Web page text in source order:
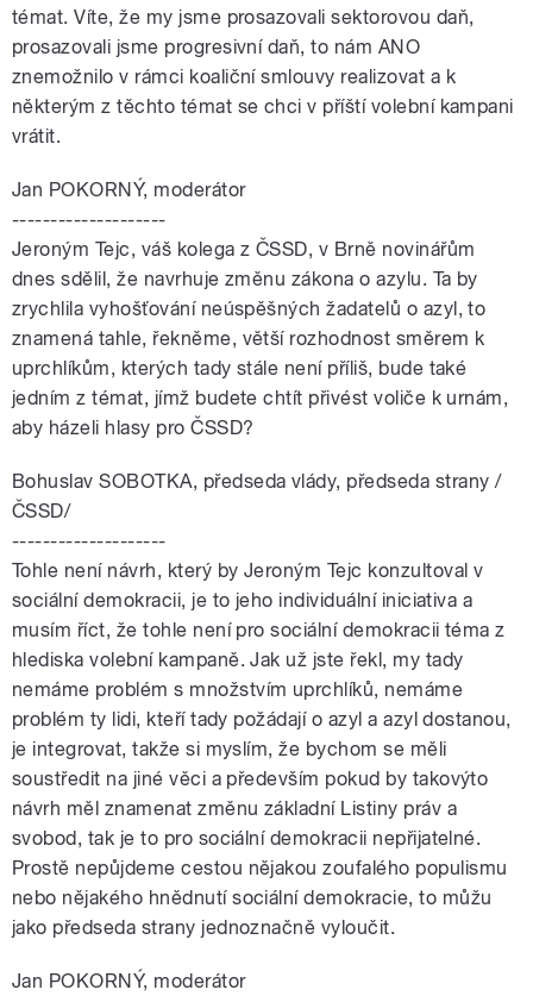
témat. Víte, že my jsme prosazovali sektorovou daň,
prosazovali jsme progresivní daň, to nám ANO
znemožnilo v rámci koaliční smlouvy realizovat a k
některým z těchto témat se chci v příští volební kampani
vrátit.
Jan POKORNÝ, moderátor
--------------------
Jeroným Tejc, váš kolega z ČSSD, v Brně novinářům
dnes sdělil, že navrhuje změnu zákona o azylu. Ta by
zrychlila vyhošťování neúspěšných žadatelů o azyl, to
znamená tahle, řekněme, větší rozhodnost směrem k
uprchlíkům, kterých tady stále není příliš, bude také
jedním z témat, jímž budete chtít přivést voliče k urnám,
aby házeli hlasy pro ČSSD?
Bohuslav SOBOTKA, předseda vlády, předseda strany /
ČSSD/
--------------------
Tohle není návrh, který by Jeroným Tejc konzultoval v
sociální demokracii, je to jeho individuální iniciativa a
musím říct, že tohle není pro sociální demokracii téma z
hlediska volební kampaně. Jak už jste řekl, my tady
nemáme problém s množstvím uprchlíků, nemáme
problém ty lidi, kteří tady požádají o azyl a azyl dostanou,
je integrovat, takže si myslím, že bychom se měli
soustředit na jiné věci a především pokud by takovýto
návrh měl znamenat změnu základní Listiny práv a
svobod, tak je to pro sociální demokracii nepřijatelné.
Prostě nepůjdeme cestou nějakou zoufalého populismu
nebo nějakého hnědnutí sociální demokracie, to můžu
jako předseda strany jednoznačně vyloučit.
Jan POKORNÝ, moderátor